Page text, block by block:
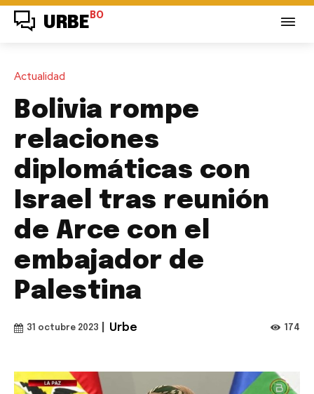
URBE BO
Actualidad
Bolivia rompe
relaciones
diplomáticas con
Israel tras reunión
de Arce con el
embajador de
Palestina
31 octubre 2023 Urbe 174